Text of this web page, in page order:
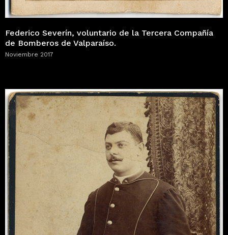
Federico Severín, voluntario de la Tercera Compañía
de Bomberos de Valparaíso.
Noviembre 2017